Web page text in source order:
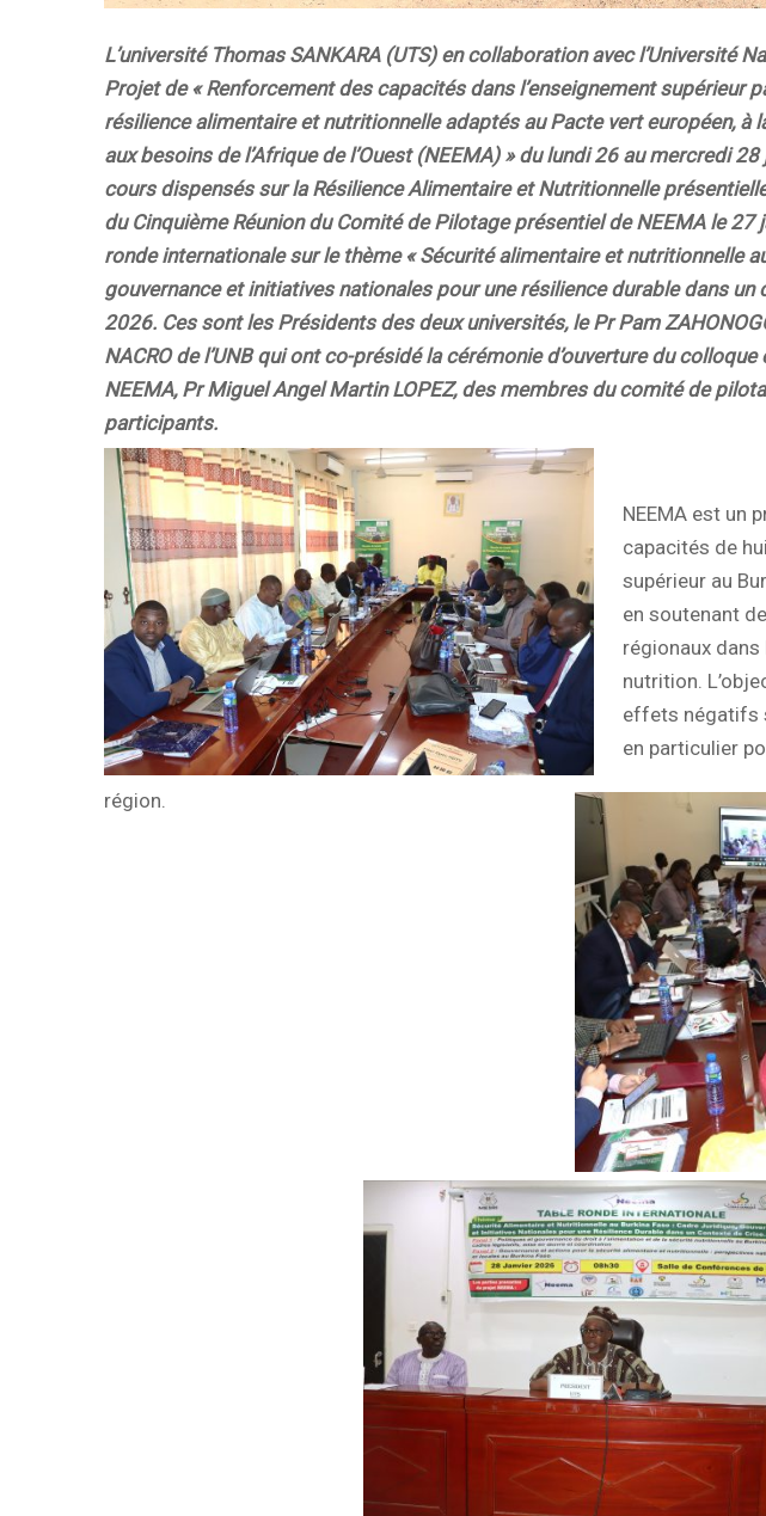
L’université Thomas SANKARA (UTS) en collaboration avec l’Université
Projet de « Renforcement des capacités dans l’enseignement supérieur
résilience alimentaire et nutritionnelle adaptés au Pacte vert européen,
aux besoins de l’Afrique de l’Ouest (NEEMA) » du lundi 26 au mercredi
cours dispensés sur la Résilience Alimentaire et Nutritionnelle
du Cinquième Réunion du Comité de Pilotage présentiel de NEEMA le 27
ronde internationale sur le thème « Sécurité alimentaire et nutritionnelle
gouvernance et initiatives nationales pour une résilience durable dans
2026. Ces sont les Présidents des deux universités, le Pr Pam
NACRO de l’UNB qui ont co-présidé la cérémonie d’ouverture du
NEEMA, Pr Miguel Angel Martin LOPEZ, des membres du comité de
participants.
NEEMA est un
capacités de
supérieur au
en soutenant
régionaux
nutrition.
effets négatifs
en particulier
région.